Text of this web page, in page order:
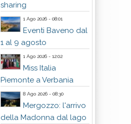
sharing
1 Ago 2026 - 08:01
Eventi Baveno dal
1 al 9 agosto
1 Ago 2026 - 12:02
Miss Italia
Piemonte a Verbania
8 Ago 2026 - 08:30
Mergozzo: l'arrivo
della Madonna dal lago